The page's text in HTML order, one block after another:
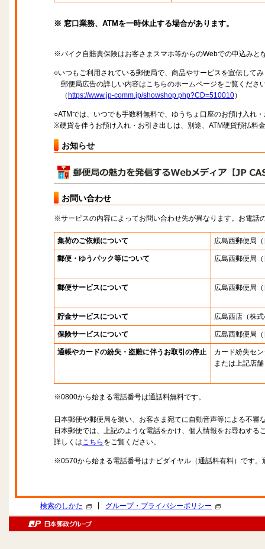
※ 窓口業務、ATMを一時休止する場合があります。
※バイク自賠責保険はお客さまスマホ等からのWebでの申込みと
○いつもご利用されている郵便局で、商品やサービスを宣伝して
郵便局広告の詳しい内容はこちらのホームページをご覧くださ
（ https://www.jp-comm.jp/showshop.php?CD=510010）
○ATMでは、いつでも手数料無料で、ゆうちょ口座のお預け入れ
※硬貨を伴うお預け入れ・お引き出しは、別途、ATM硬貨預払料
お知らせ
お問い合わせ
※サービスの内容によってお問い合わせ先が異なります。お電話
集荷のご依頼について 広島西郵便局
郵便・ゆうパック等について 広島西郵便局
郵便サービスについて 広島西郵便局
貯金サービスについて 広島西店 （株
保険サービスについて 広島西郵便局
通帳やカードの紛失・盗難に伴うお取引の停止
カード紛失セ
または上記店舗
※0800から始まる電話番号は通話料無料です。
日本郵便や郵便局を装い、お客さま宛てに自動音声等による不審
日本郵便では、上記のような電話をかけ、個人情報をお尋ねする
詳しくはこちら をご覧ください。
※0570から始まる電話番号はナビダイヤル（通話料有料）です
検索のしかた グループ・プライバシーポリシー